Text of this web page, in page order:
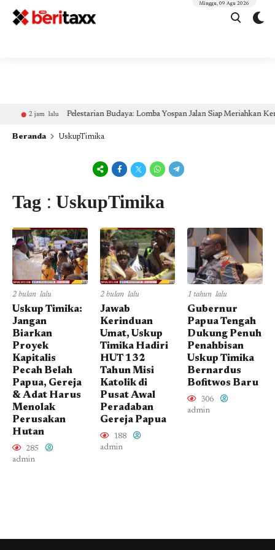
(self.SWG_BASIC = self.SWG_BASIC || []).push( basicSubscriptions => {
basicSubscriptions.init({ type: "NewsArticle", isPartOfType: ["Product"], isPartOfProductId:
"CAow7IrHDA:openaccess", clientOptions: { theme: "light", lang: "id" }, }); });
mgid.com, 600000,
Minggu, 09 Agu 2026
2 jam lalu Pelestarian Budaya: Lomba Yospan Jalan Siap Meriahkan
Beranda UskupTimika
Tag : UskupTimika
2 bulan lalu
Uskup Timika:
Jangan
Biarkan
Proyek
Kapitalis
Pecah Belah
Papua, Gereja
& Adat Harus
Menolak
Perusakan
Hutan
285
admin
2 bulan lalu
Jawab
Kerinduan
Umat, Uskup
Timika Hadiri
HUT 132
Tahun Misi
Katolik di
Pusat Awal
Peradaban
Gereja Papua
188
admin
1 tahun lalu
Gubernur
Papua Tengah
Dukung Penuh
Penahbisan
Uskup Timika
Bernardus
Bofitwos Baru
306
admin